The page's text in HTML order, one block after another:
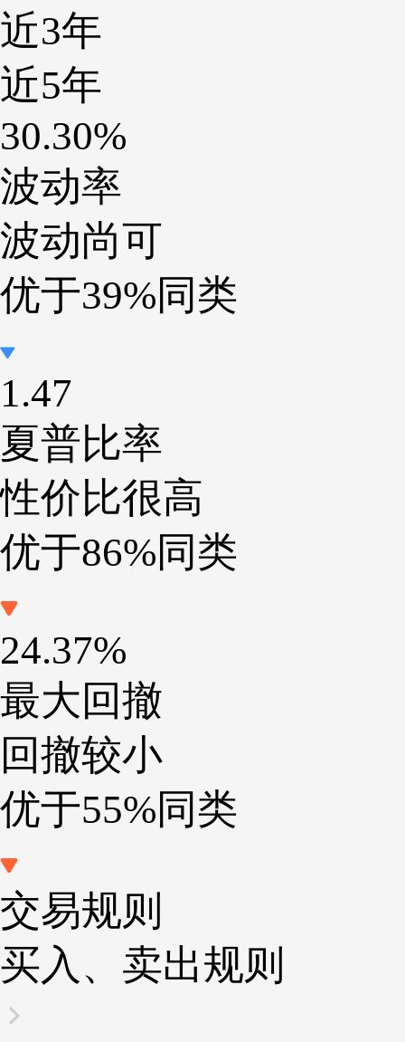
近3年
近5年
30.30%
波动率
波动尚可
优于39%同类
1.47
夏普比率
性价比很高
优于86%同类
24.37%
最大回撤
回撤较小
优于55%同类
交易规则
买入、卖出规则